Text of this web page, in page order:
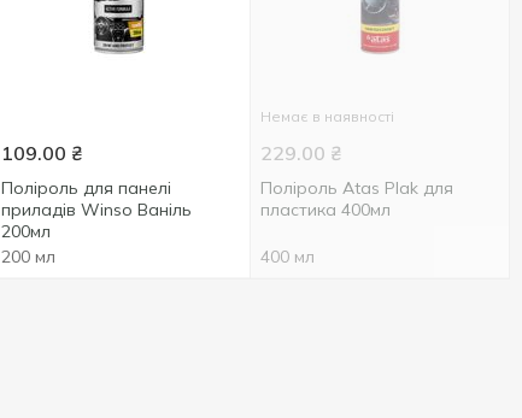
109.00 ₴
Поліроль для панелі
приладів Winso Ваніль
200мл
200 мл
Немає в наявності
229.00 ₴
Поліроль Atas Plak для
пластика 400мл
400 мл